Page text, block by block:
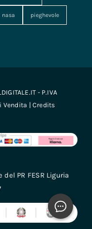
nasa pieghevole
- P.IVA
Vendita | Credits
PR FESR Liguria